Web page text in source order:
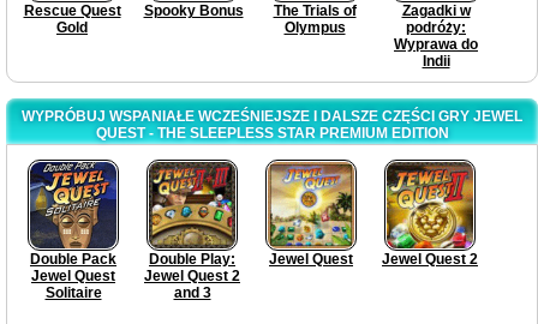
Rescue Quest
Gold
Spooky Bonus
The Trials of
Olympus
Zagadki w
podróży:
Wyprawa do
Indii
WYPRÓBUJ WSPANIAŁE WCZEŚNIEJSZE I DALSZE CZĘŚCI GRY JEWEL
QUEST - THE SLEEPLESS STAR PREMIUM EDITION
Double Pack
Jewel Quest
Solitaire
Double Play:
Jewel Quest 2
and 3
Jewel Quest Jewel Quest 2